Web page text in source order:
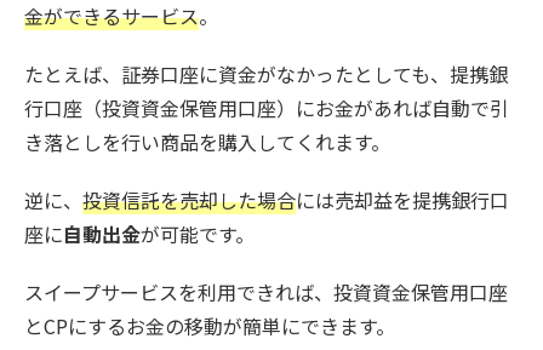
金ができるサービス。
たとえば、証券口座に資金がなかったとしても、提携銀
行口座（投資資金保管用口座）にお金があれば自動で引
き落としを行い商品を購入してくれます。
逆に、 投資信託を売却した場合には売却益を提携銀行口
座に自動出金が可能です。
スイープサービスを利用できれば、投資資金保管用口座
とCPにするお金の移動が簡単にできます。